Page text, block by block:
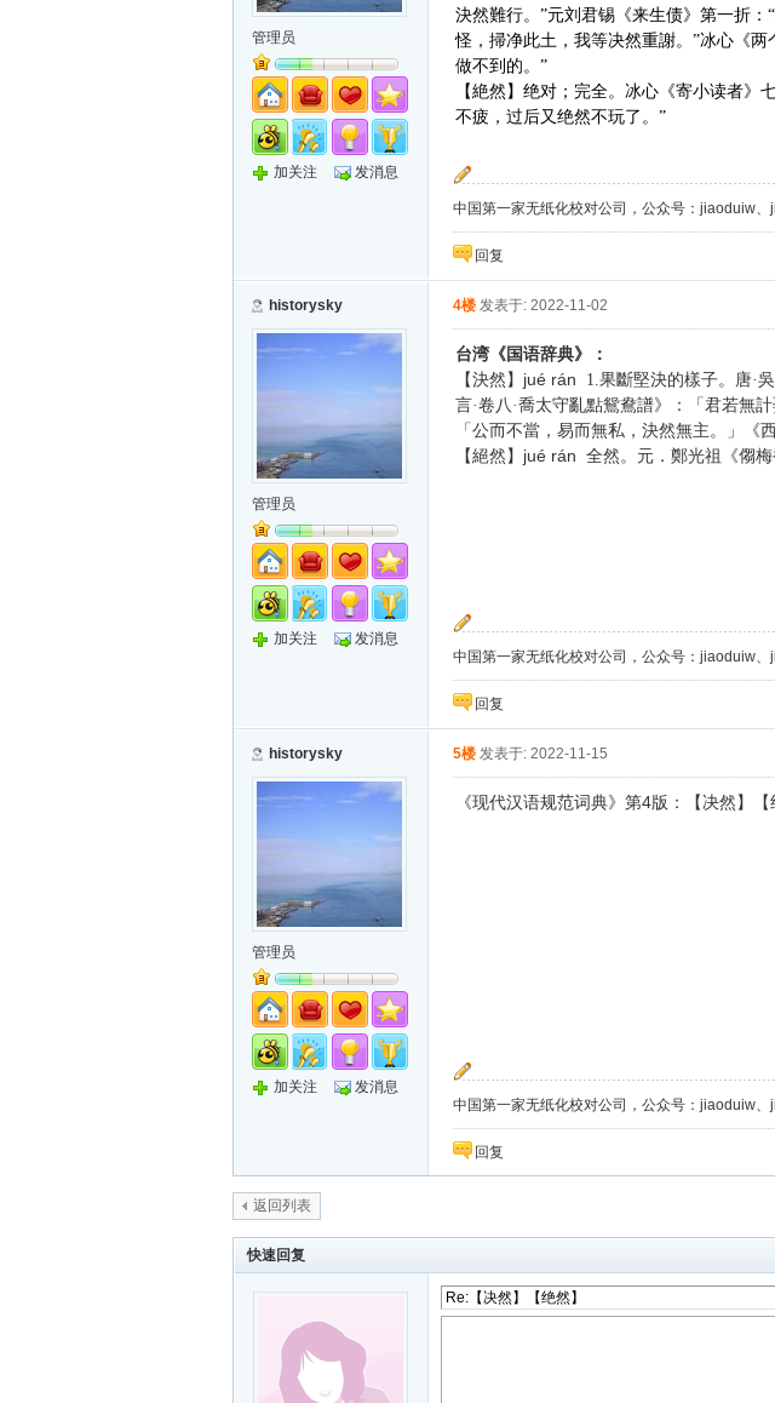
管理员
加关注 发消息
決然難行。”元刘君锡《来生债》第一折
怪，掃净此土，我等决然重謝。”冰心《
做不到的。”
【絶然】绝对；完全。冰心《寄小读者
不疲，过后又绝然不玩了。”
中国第一家无纸化校对公司，公众号：jiaoduiw
回复
historysky
管理员
加关注 发消息
4楼 发表于: 2022-11-02
台湾《国语辞典》：
【決然】 jué rán 1.果斷堅決的樣子。唐·
言·卷八·喬太守亂點鴛鴦譜》：「君若無
「公而不當，易而無私，決然無主。」《
【絕然】 jué rán 全然。元．鄭光祖《㑳
中国第一家无纸化校对公司，公众号：jiaoduiw
回复
historysky
管理员
加关注 发消息
5楼 发表于: 2022-11-15
《现代汉语规范词典》第4版：【决然】【
中国第一家无纸化校对公司，公众号：jiaoduiw
回复
返回列表
快速回复